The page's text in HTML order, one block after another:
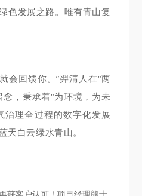
色发展之路。唯有青山复
会回馈你。”羿清人在“两
，秉承着“为环境，为未
治理全过程的数字化发展
天白云绿水青山。